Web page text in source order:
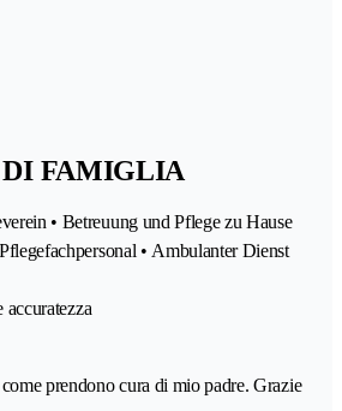
FAMIGLIA
• Betreuung und Pflege zu Hause
• Ambulanter Dienst
prendono cura di mio padre. Grazie